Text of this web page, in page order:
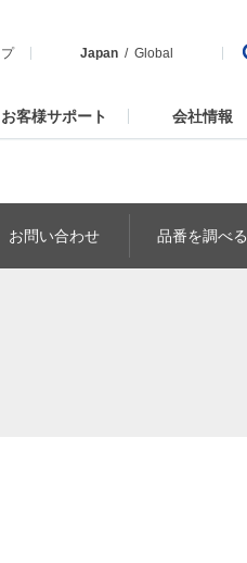
Japan Global
お客様サポート 会社情報
お問い合わせ 品番を調べる